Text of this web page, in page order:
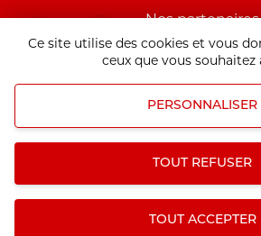
Ce site utilise des cookies et vous
ceux que vous souhaitez
TOUT ACCEPTER
TOUT REFUSER
PERSONNALISER
Nos partenaires
Mentions légales
personnels